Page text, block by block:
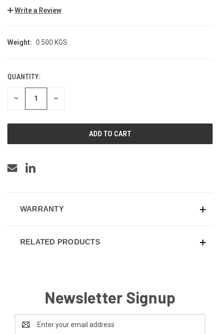
Write a Review
Weight: 0.500 KGS
CURRENT
STOCK:
QUANTITY:
DECREASE INCREASE
WARRANTY
RELATED PRODUCTS
Newsletter Signup
Address